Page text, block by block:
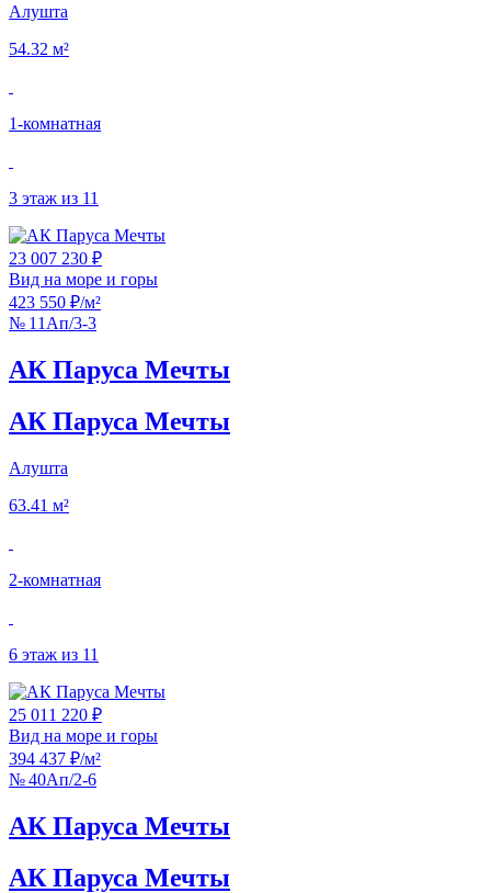
Алушта
54.32 м²
1‑комнатная
3 этаж из 11
23 007 230 ₽
Вид на море и горы
423 550 ₽/м²
№ 11Ап/3-3
АК Паруса Мечты
АК Паруса Мечты
Алушта
63.41 м²
2‑комнатная
6 этаж из 11
25 011 220 ₽
Вид на море и горы
394 437 ₽/м²
№ 40Ап/2-6
АК Паруса Мечты
АК Паруса Мечты